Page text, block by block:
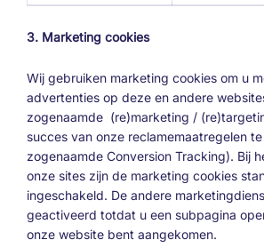
3. Marketing cookies
Wij gebruiken marketing cookies om u
advertenties op deze en andere
zogenaamde (re)marketing /
succes van onze reclamemaatregelen
zogenaamde Conversion Tracking). Bij
onze sites zijn de marketing cookies
ingeschakeld. De andere
geactiveerd totdat u een subpagina
onze website bent aangekomen.